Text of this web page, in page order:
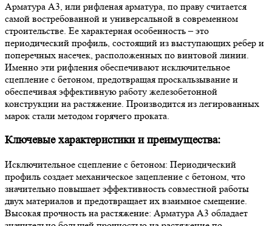
Арматура А3, или рифленая арматура, по праву считается
самой востребованной и универсальной в современном
строительстве. Ее характерная особенность – это
периодический профиль, состоящий из выступающих ребер и
поперечных насечек, расположенных по винтовой линии.
Именно эти рифления обеспечивают исключительное
сцепление с бетоном, предотвращая проскальзывание и
обеспечивая эффективную работу железобетонной
конструкции на растяжение. Производится из легированных
марок стали методом горячего проката.
Ключевые характеристики и преимущества:
Исключительное сцепление с бетоном: Периодический
профиль создает механическое зацепление с бетоном, что
значительно повышает эффективность совместной работы
двух материалов и предотвращает их взаимное смещение.
Высокая прочность на растяжение: Арматура А3 обладает